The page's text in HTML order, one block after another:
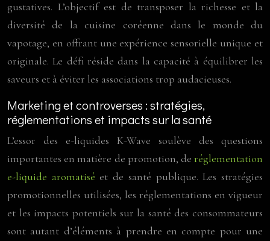
gustatives. L’objectif est de transposer la richesse et la
diversité de la cuisine coréenne dans le monde du
vapotage, en offrant une expérience sensorielle unique et
originale. Le défi réside dans la capacité à équilibrer les
saveurs et à éviter les associations trop audacieuses.
Marketing et controverses : stratégies,
réglementations et impacts sur la santé
L’essor des e-liquides K-Wave soulève des questions
importantes en matière de promotion, de réglementation
e-liquide aromatisé et de santé publique. Les stratégies
promotionnelles utilisées, les réglementations en vigueur
et les impacts potentiels sur la santé des consommateurs
sont autant d’éléments à prendre en compte pour une